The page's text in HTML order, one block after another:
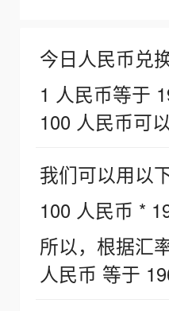
今日人民币兑
1 人民币等于
100 人民币可
我们可以用以
100 人民币 *
所以，根据汇
人民币 等于